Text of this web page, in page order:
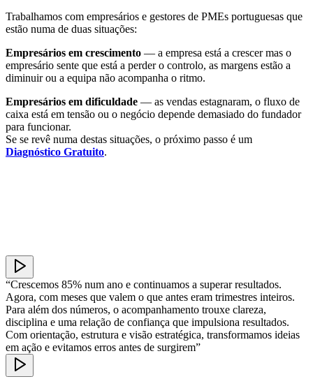
Trabalhamos com empresários e gestores de PMEs portuguesas que
estão numa de duas situações:
Empresários em crescimento — a empresa está a crescer mas o
empresário sente que está a perder o controlo, as margens estão a
diminuir ou a equipa não acompanha o ritmo.
Empresários em dificuldade — as vendas estagnaram, o fluxo de
caixa está em tensão ou o negócio depende demasiado do fundador
para funcionar.
Se se revê numa destas situações, o próximo passo é um
Diagnóstico Gratuito.
“Crescemos 85% num ano e continuamos a superar resultados.
Agora, com meses que valem o que antes eram trimestres inteiros.
Para além dos números, o acompanhamento trouxe clareza,
disciplina e uma relação de confiança que impulsiona resultados.
Com orientação, estrutura e visão estratégica, transformamos ideias
em ação e evitamos erros antes de surgirem”